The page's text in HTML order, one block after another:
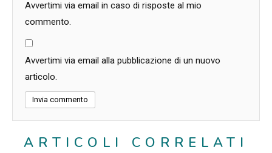
Avvertimi via email in caso di risposte al mio
commento.
Avvertimi via email alla pubblicazione di un nuovo
articolo.
ARTICOLI CORRELATI